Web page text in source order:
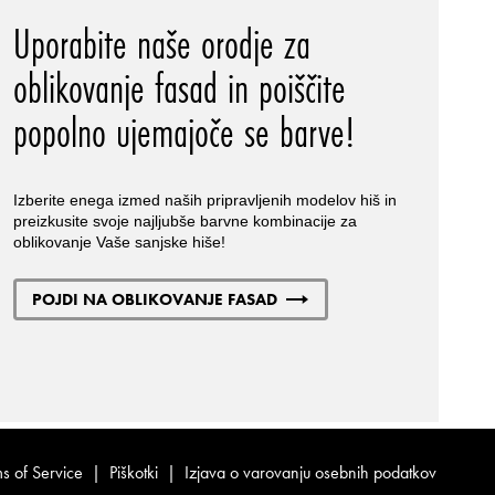
Uporabite naše orodje za
oblikovanje fasad in poiščite
popolno ujemajoče se barve!
Izberite enega izmed naših pripravljenih modelov hiš in
preizkusite svoje najljubše barvne kombinacije za
oblikovanje Vaše sanjske hiše!
POJDI NA OBLIKOVANJE FASAD
of Service | Piškotki | Izjava o varovanju osebnih podatkov